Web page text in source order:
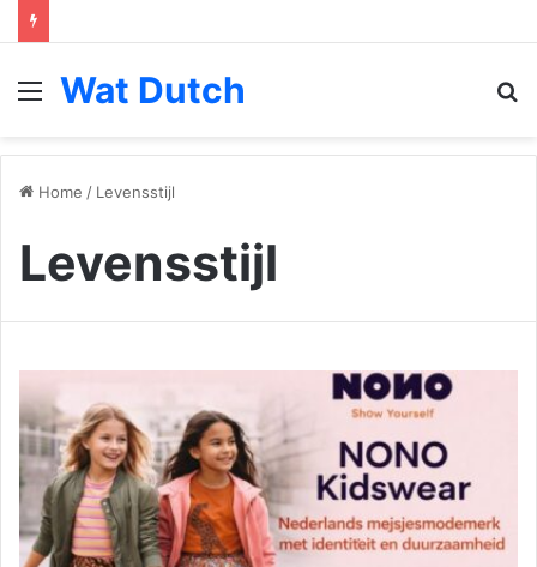
Menu
Wat Dutch
Home / Levensstijl
Levensstijl